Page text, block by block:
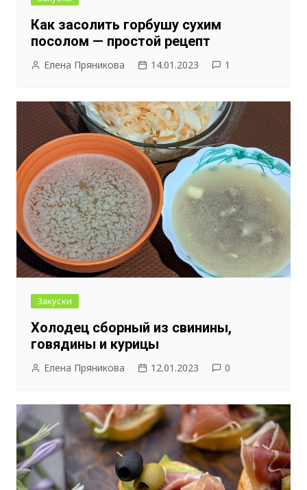
Как засолить горбушу сухим
посолом — простой рецепт
Елена Пряникова 14.01.2023 1
Закуски
Холодец сборный из свинины,
говядины и курицы
Елена Пряникова 12.01.2023 0